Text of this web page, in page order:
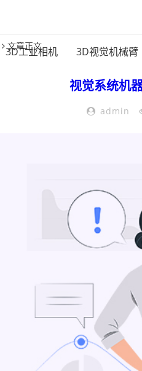
3D工业相机 3D视觉机械臂
文章正文
视觉系统机
admin